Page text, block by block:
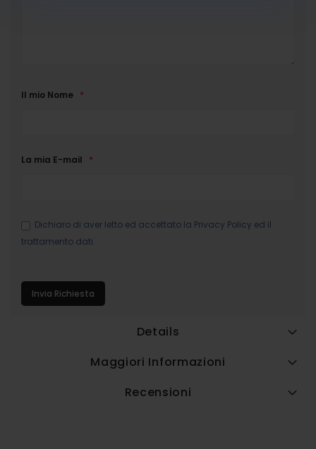
Il mio Nome
La mia E-mail
Dichiaro di aver letto ed accettato la Privacy Policy ed il
trattamento dati.
Invia Richiesta
Details
Maggiori Informazioni
Recensioni